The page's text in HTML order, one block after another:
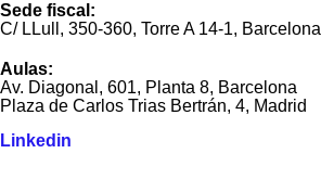
Sede fiscal:
C/ LLull, 350-360, Torre A 14-1, Barcelona
Aulas:
Av. Diagonal, 601, Planta 8, Barcelona
Plaza de Carlos Trias Bertrán, 4, Madrid
Linkedin